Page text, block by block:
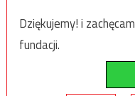
Dziękujemy! i
fundacji.